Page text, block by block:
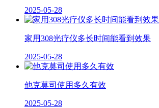
2025-05-28
家用308光疗仪多长时间能看到效果
2025-05-28
他克莫司使用多久有效
2025-05-28